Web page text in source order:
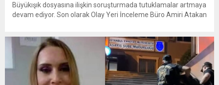
Büyükışık dosyasına ilişkin soruşturmada tutuklamalar artmaya
devam ediyor. Son olarak Olay Yeri İnceleme Büro Amiri Atakan
bulunan Dorukhan Büyükışık’a ilişkin yeniden açılan
soruşturmada tutuklamalar genişliyor. Son olarak dönemin...